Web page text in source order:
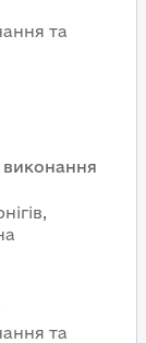
та
виконання
та